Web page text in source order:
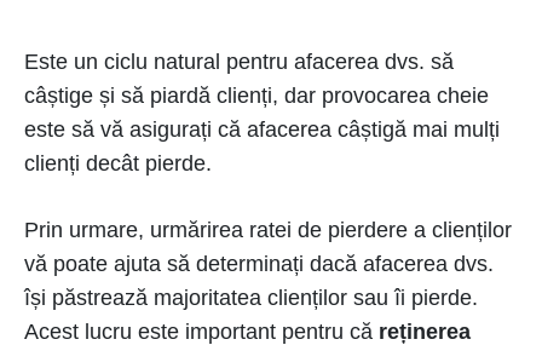
Este un ciclu natural pentru afacerea dvs. să
câștige și să piardă clienți, dar provocarea cheie
este să vă asigurați că afacerea câștigă mai mulți
clienți decât pierde.
Prin urmare, urmărirea ratei de pierdere a clienților
vă poate ajuta să determinați dacă afacerea dvs.
își păstrează majoritatea clienților sau îi pierde.
Acest lucru este important pentru că reținerea